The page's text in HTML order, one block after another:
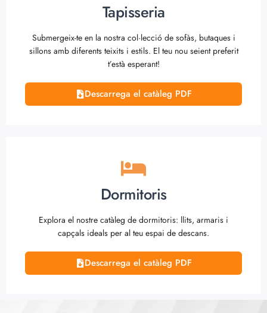
Tapisseria
Submergeix-te en la nostra col·lecció de sofàs, butaques i
sillons amb diferents teixits i estils. El teu nou seient preferit
t’està esperant!
Descarrega el catàleg PDF
Dormitoris
Explora el nostre catàleg de dormitoris: llits, armaris i
capçals ideals per al teu espai de descans.
Descarrega el catàleg PDF